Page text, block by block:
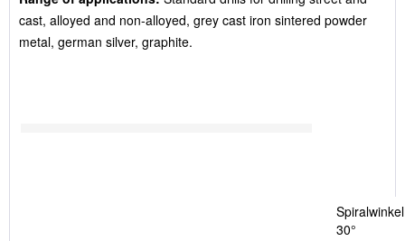
cast, alloyed and non-alloyed, grey cast iron sintered powder
metal, german silver, graphite.
30°